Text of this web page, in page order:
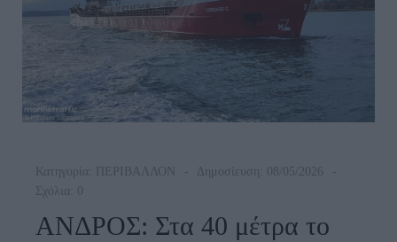
Κατηγορία: ΠΕΡΙΒΑΛΛΟΝ
Δημοσίευση: 08/05/2026
Σχόλια: 0
ΑΝΔΡΟΣ: Στα 40 μέτρα το